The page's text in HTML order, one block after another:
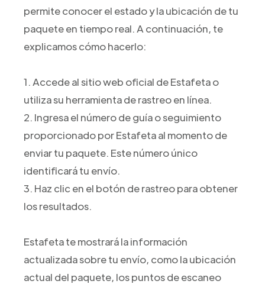
permite conocer el estado y la ubicación de tu
paquete en tiempo real. A continuación, te
explicamos cómo hacerlo:
1. Accede al sitio web oficial de Estafeta o
utiliza su herramienta de rastreo en línea.
2. Ingresa el número de guía o seguimiento
proporcionado por Estafeta al momento de
enviar tu paquete. Este número único
identificará tu envío.
3. Haz clic en el botón de rastreo para obtener
los resultados.
Estafeta te mostrará la información
actualizada sobre tu envío, como la ubicación
actual del paquete, los puntos de escaneo